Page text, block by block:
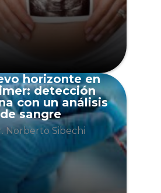
horizonte en
detección
con un análisis
de sangre
Norberto Sibechi